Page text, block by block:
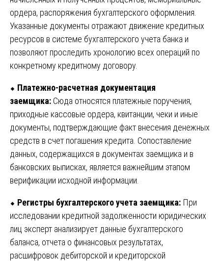
ордера, распоряжения бухгалтерского оформления.
Указанные документы отражают движение кредитных
ресурсов в системе бухгалтерского учета банка и
позволяют проследить хронологию всех операций по
конкретному кредитному договору.
⬥ Платежно-расчетная документация
заемщика: Сюда относятся платежные поручения,
приходные кассовые ордера, квитанции, чеки и иные
документы, подтверждающие факт внесения денежных
средств в счет погашения кредита. Сопоставление
данных, содержащихся в документах заемщика и в
банковских выписках, является важнейшим этапом
верификации исходной информации.
⬥ Регистры бухгалтерского учета заемщика: При
исследовании кредитной задолженности юридических
лиц эксперт анализирует данные бухгалтерского
баланса, отчета о финансовых результатах,
расшифровок дебиторской и кредиторской